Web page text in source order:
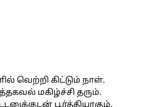
வெற்றி கிட்டும் நாள்.
மகிழ்ச்சி தரும்.
பூர்த்தியாகும்.